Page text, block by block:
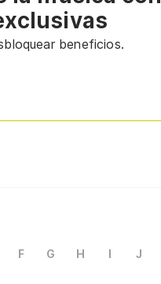
beneficios.
F G H I J